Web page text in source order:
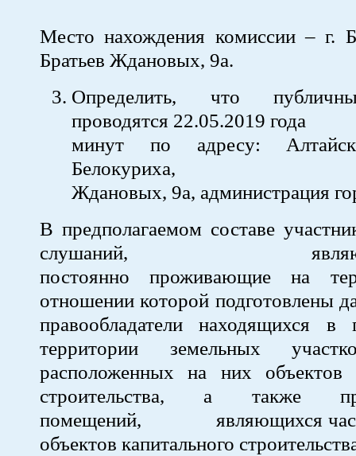
Место нахождения комиссии – г.
Братьев Ждановых, 9а.
Определить, что
проводятся 22.05.2019 года
минут по адресу:
Белокуриха, ул.
Ждановых, 9а, администрация
В предполагаемом составе
слушаний, являются
постоянно проживающие на
отношении которой подготовлены
правообладатели находящихся в
территории земельных
расположенных на них объектов
строительства, а также
помещений, являющихся
объектов капитального